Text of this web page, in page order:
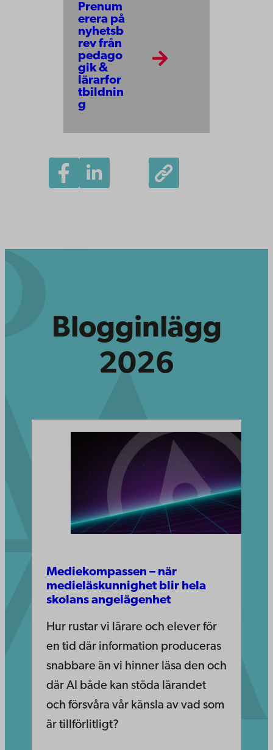
Prenum
erera på
nyhetsb
rev från
pedago
gik &
lärarfor
tbildnin
g
Blogginlägg
2026
Mediekompassen – när
medieläskunnighet blir hela
skolans angelägenhet
Hur rustar vi lärare och elever för
en tid där information produceras
snabbare än vi hinner läsa den och
där AI både kan stöda lärandet
och försvåra vår känsla av vad som
är tillförlitligt?
https://www.abo.fi/kontinuerligt-
larande/mediekompassen/